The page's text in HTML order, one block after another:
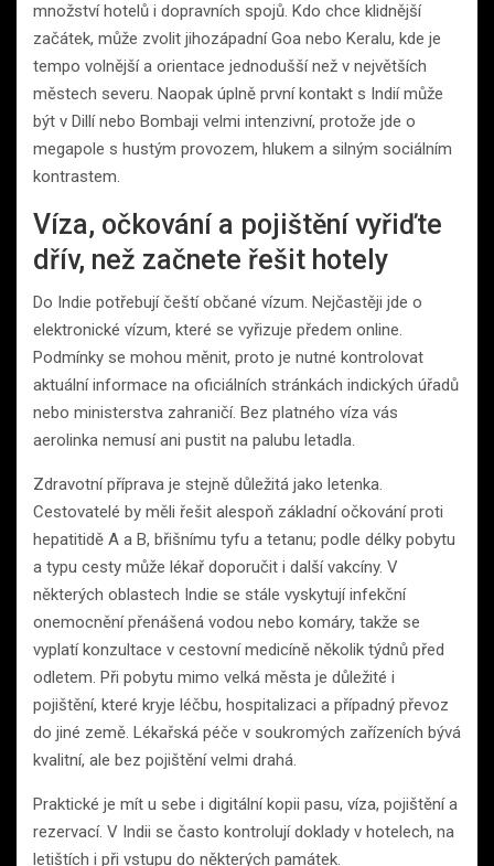
množství hotelů i dopravních spojů. Kdo chce klidnější
začátek, může zvolit jihozápadní Goa nebo Keralu, kde je
tempo volnější a orientace jednodušší než v největších
městech severu. Naopak úplně první kontakt s Indií může
být v Dillí nebo Bombaji velmi intenzivní, protože jde o
megapole s hustým provozem, hlukem a silným sociálním
kontrastem.
Víza, očkování a pojištění vyřiďte
dřív, než začnete řešit hotely
Do Indie potřebují čeští občané vízum. Nejčastěji jde o
elektronické vízum, které se vyřizuje předem online.
Podmínky se mohou měnit, proto je nutné kontrolovat
aktuální informace na oficiálních stránkách indických úřadů
nebo ministerstva zahraničí. Bez platného víza vás
aerolinka nemusí ani pustit na palubu letadla.
Zdravotní příprava je stejně důležitá jako letenka.
Cestovatelé by měli řešit alespoň základní očkování proti
hepatitidě A a B, břišnímu tyfu a tetanu; podle délky pobytu
a typu cesty může lékař doporučit i další vakcíny. V
některých oblastech Indie se stále vyskytují infekční
onemocnění přenášená vodou nebo komáry, takže se
vyplatí konzultace v cestovní medicíně několik týdnů před
odletem. Při pobytu mimo velká města je důležité i
pojištění, které kryje léčbu, hospitalizaci a případný převoz
do jiné země. Lékařská péče v soukromých zařízeních bývá
kvalitní, ale bez pojištění velmi drahá.
Praktické je mít u sebe i digitální kopii pasu, víza, pojištění a
rezervací. V Indii se často kontrolují doklady v hotelech, na
letištích i při vstupu do některých památek.